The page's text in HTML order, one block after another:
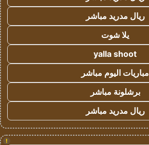
ريال مدريد مباشر
يلا شوت
yalla shoot
مباريات اليوم مباشر
برشلونة مباشر
ريال مدريد مباشر
!